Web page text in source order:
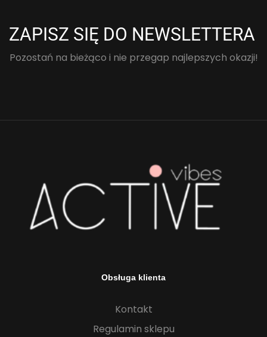
ZAPISZ SIĘ DO NEWSLETTERA
Pozostań na bieżąco i nie przegap najlepszych okazji!
Obsługa klienta
Kontakt
Regulamin sklepu